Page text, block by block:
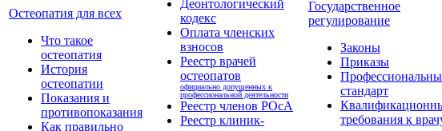
Остеопатия для всех
Что такое
остеопатия
История
остеопатии
Показания и
противопоказания
Как правильно
Деонтологический
кодекс
Оплата членских
взносов
Реестр врачей
остеопатов
официально допущенных к
профессиональной деятельности
Реестр членов РОсА
Реестр клиник-
Государственное
регулирование
Законы
Приказы
стандарт
требования к